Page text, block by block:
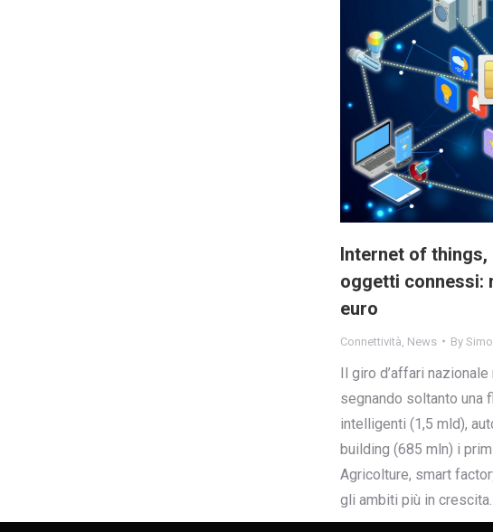
Internet of things,
oggetti connessi:
euro
Connettività News By
Il giro d’affari
segnando soltanto una
intelligenti (1,5 mld),
building (685 mln) i
Agricolture, smart
gli ambiti più in crescita.